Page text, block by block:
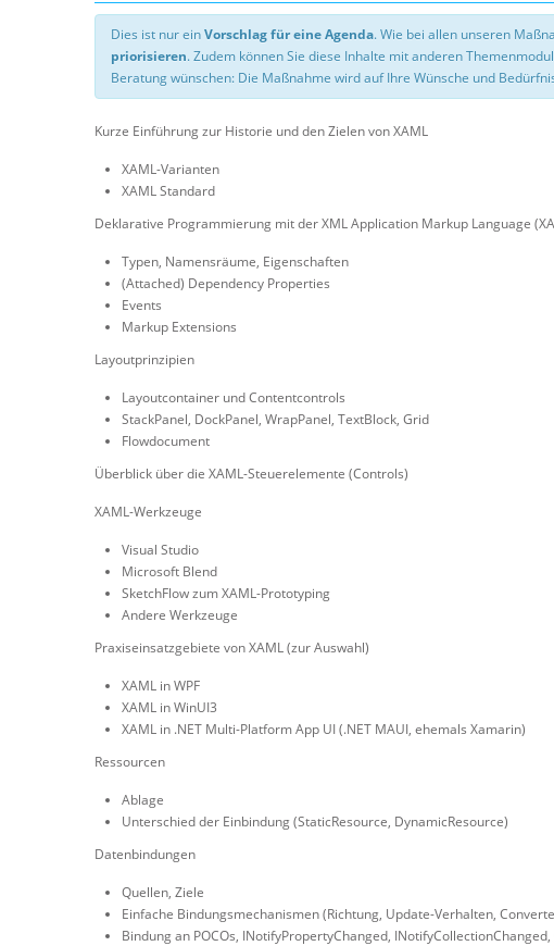
Dies ist nur einVorschlag für eine Agenda. Wie bei allen unseren
priorisieren. Zudem können Sie diese Inhalte mit anderen
Beratung wünschen: Die Maßnahme wird auf Ihre Wünsche und
Kurze Einführung zur Historie und den Zielen von XAML
XAML-Varianten
XAML Standard
Deklarative Programmierung mit der XML Application Markup Language
Typen, Namensräume, Eigenschaften
(Attached) Dependency Properties
Events
Markup Extensions
Layoutprinzipien
Layoutcontainer und Contentcontrols
StackPanel, DockPanel, WrapPanel, TextBlock, Grid
Flowdocument
Überblick über die XAML-Steuerelemente (Controls)
XAML-Werkzeuge
Visual Studio
Microsoft Blend
SketchFlow zum XAML-Prototyping
Andere Werkzeuge
Praxiseinsatzgebiete von XAML (zur Auswahl)
XAML in WPF
XAML in WinUI3
XAML in .NET Multi-Platform App UI (.NET MAUI, ehemals Xamarin)
Ressourcen
Ablage
Unterschied der Einbindung (StaticResource, DynamicResource)
Datenbindungen
Quellen, Ziele
Einfache Bindungsmechanismen (Richtung, Update-Verhalten,
Bindung an POCOs, INotifyPropertyChanged,